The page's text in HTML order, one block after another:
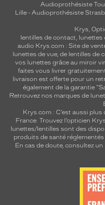
Audioprothésiste
Lille- Audioprothésiste
Krys,
lentilles de contact, lunettes
audio Krys.com : Site de
lunettes de vue, de lentilles de
vos lunettes grâce au miroir
faites vous livrer
livraison est offerte pour un
également de la garantie
Retrouvez nos marques de
Krys.com : C’est aussi
France. Trouvez l’opticien
lunettes/lentilles sont des
produits de santé
En cas de doute, consultez